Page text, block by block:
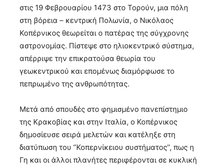
στις 19 Φεβρουαρίου 1473 στο Τορούν, μια πόλη
στη βόρεια – κεντρική Πολωνία, ο Νικόλαος
Κοπέρνικος θεωρείται ο πατέρας της σύγχρονης
αστρονομίας. Πίστεψε στο ηλιοκεντρικό σύστημα,
απέρριψε την επικρατούσα θεωρία του
γεωκεντρικού και επομένως διαμόρφωσε το
πεπρωμένο της ανθρωπότητας.
Μετά από σπουδές στο φημισμένο πανεπίστημιο
της Κρακοβίας και στην Ιταλία, ο Κοπέρνικος
δημοσίευσε σειρά μελετών και κατέληξε στη
διατύπωση του ’’Κοπερνίκειου συστήματος’’, πως η
Γη και οι άλλοι πλανήτες περιφέρονται σε κυκλική